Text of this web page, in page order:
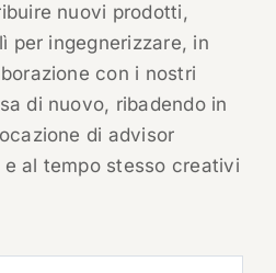
nuovi prodotti,
per ingegnerizzare, in
con i nostri
di nuovo, ribadendo in
di advisor
al tempo stesso creativi